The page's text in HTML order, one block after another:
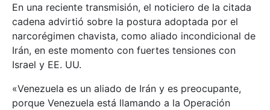
En una reciente transmisión, el noticiero de la citada
cadena advirtió sobre la postura adoptada por el
narcorégimen chavista, como aliado incondicional de
Irán, en este momento con fuertes tensiones con
Israel y EE. UU.
«Venezuela es un aliado de Irán y es preocupante,
porque Venezuela está llamando a la Operación